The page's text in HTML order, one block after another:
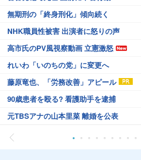
無期刑の「終身刑化」傾向続く
NHK職員性被害 出演者に怒りの声
高市氏のPV風視察動画 立憲激怒
れいわ「いのちの党」に変更へ
藤原竜也、「労務改善」アピール
90歳患者を殴る? 看護助手を逮捕
元TBSアナの山本里菜 離婚を公表